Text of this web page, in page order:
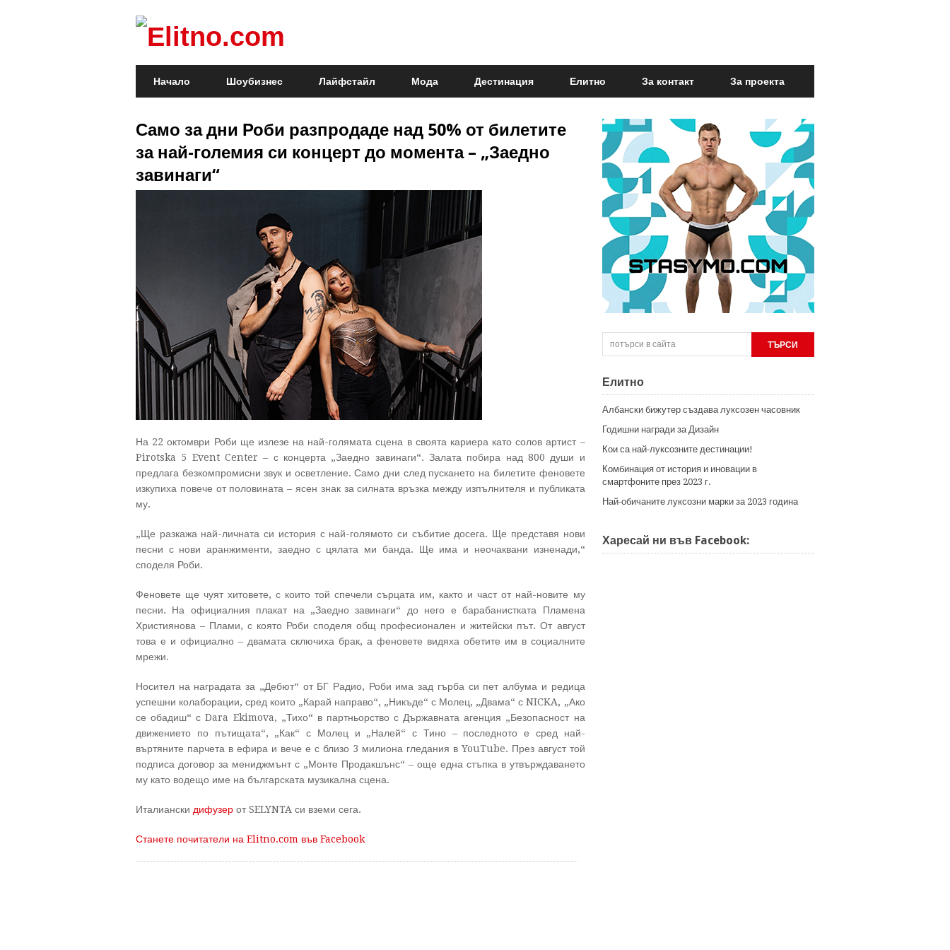
Начало Шоубизнес Лайфстайл Мода Дестинация Елитно За контакт За проекта
Само за дни Роби разпродаде над 50% от билетите
за най-големия си концерт до момента – „Заедно
завинаги“
На 22 октомври Роби ще излезе на най-голямата сцена в своята кариера като солов артист –
Pirotska 5 Event Center – с концерта „Заедно завинаги“. Залата побира над 800 души и
предлага безкомпромисни звук и осветление. Само дни след пускането на билетите феновете
изкупиха повече от половината – ясен знак за силната връзка между изпълнителя и публиката
му.
„Ще разкажа най-личната си история с най-голямото си събитие досега. Ще представя нови
песни с нови аранжименти, заедно с цялата ми банда. Ще има и неочаквани изненади,“
споделя Роби.
Феновете ще чуят хитовете, с които той спечели сърцата им, както и част от най-новите му
песни. На официалния плакат на „Заедно завинаги“ до него е барабанистката Пламена
Християнова – Плами, с която Роби споделя общ професионален и житейски път. От август
това е и официално – двамата сключиха брак, а феновете видяха обетите им в социалните
мрежи.
Носител на наградата за „Дебют“ от БГ Радио, Роби има зад гърба си пет албума и редица
успешни колаборации, сред които „Карай направо“, „Никъде“ с Молец, „Двама“ с NICKA, „Ако
се обадиш“ с Dara Ekimova, „Тихо“ в партньорство с Държавната агенция „Безопасност на
движението по пътищата“, „Как“ с Молец и „Налей“ с Тино – последното е сред най-
въртяните парчета в ефира и вече е с близо 3 милиона гледания в YouTube. През август той
подписа договор за мениджмънт с „Монте Продакшънс“ – още една стъпка в утвърждаването
му като водещо име на българската музикална сцена.
Италиански дифузер от SELYNTA си вземи сега.
Станете почитатели на Elitno.com във Facebook
Елитно
Албански бижутер създава луксозен часовник
Годишни награди за Дизайн
Кои са най-луксозните дестинации!
Комбинация от история и иновации в
смартфоните през 2023 г.
Най-обичаните луксозни марки за 2023 година
Харесай ни във Facebook: